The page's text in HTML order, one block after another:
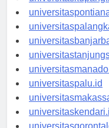
universitaspalu.id